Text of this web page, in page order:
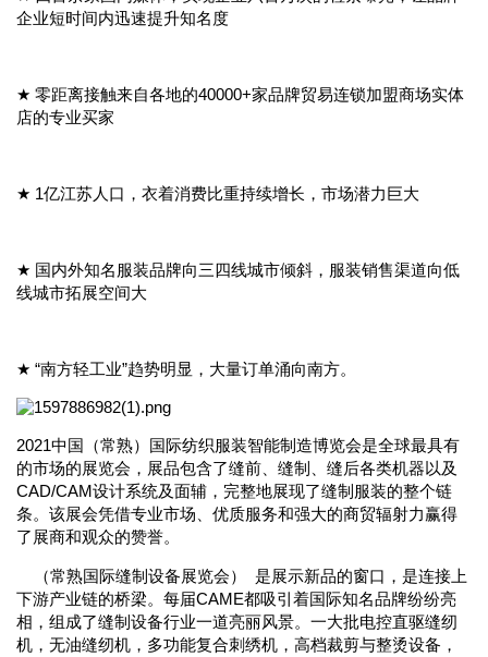
企业短时间内迅速提升知名度
★ 零距离接触来自各地的40000+家品牌贸易连锁加盟商场实体
店的专业买家
★ 1亿江苏人口，衣着消费比重持续增长，市场潜力巨大
★ 国内外知名服装品牌向三四线城市倾斜，服装销售渠道向低
线城市拓展空间大
★ “南方轻工业”趋势明显，大量订单涌向南方。
2021中国（常熟）国际纺织服装智能制造博览会是全球最具有
的市场的展览会，展品包含了缝前、缝制、缝后各类机器以及
CAD/CAM设计系统及面辅，完整地展现了缝制服装的整个链
条。该展会凭借专业市场、优质服务和强大的商贸辐射力赢得
了展商和观众的赞誉。
（常熟国际缝制设备展览会） 是展示新品的窗口，是连接上
下游产业链的桥梁。每届CAME都吸引着国际知名品牌纷纷亮
相，组成了缝制设备行业一道亮丽风景。一大批电控直驱缝纫
机，无油缝纫机，多功能复合刺绣机，高档裁剪与整烫设备，